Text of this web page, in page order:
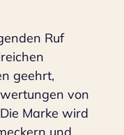
Ruf
geehrt,
von
Marke wird